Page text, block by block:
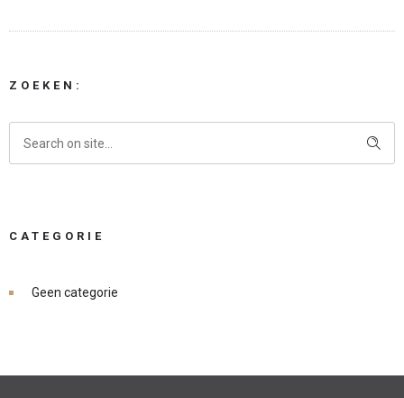
ZOEKEN:
CATEGORIE
Geen categorie